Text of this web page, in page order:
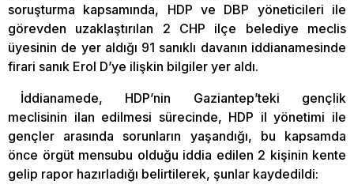
soruşturma kapsamında, HDP ve DBP yöneticileri ile
görevden uzaklaştırılan 2 CHP ilçe belediye meclis
üyesinin de yer aldığı 91 sanıklı davanın iddianamesinde
firari sanık Erol D’ye ilişkin bilgiler yer aldı.
İddianamede, HDP’nin Gaziantep’teki gençlik
meclisinin ilan edilmesi sürecinde, HDP il yönetimi ile
gençler arasında sorunların yaşandığı, bu kapsamda
önce örgüt mensubu olduğu iddia edilen 2 kişinin kente
gelip rapor hazırladığı belirtilerek, şunlar kaydedildi: